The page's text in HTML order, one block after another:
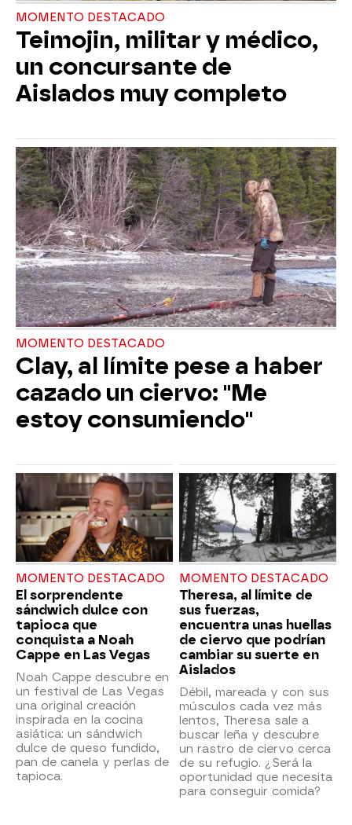
MOMENTO DESTACADO
Teimojin, militar y médico,
un concursante de
Aislados muy completo
MOMENTO DESTACADO
Clay, al límite pese a haber
cazado un ciervo: "Me
estoy consumiendo"
MOMENTO DESTACADO
El sorprendente
sándwich dulce con
tapioca que
conquista a Noah
Cappe en Las Vegas
Noah Cappe descubre en
un festival de Las Vegas
una original creación
inspirada en la cocina
asiática: un sándwich
dulce de queso fundido,
pan de canela y perlas de
tapioca.
MOMENTO DESTACADO
Theresa, al límite de
sus fuerzas,
encuentra unas huellas
de ciervo que podrían
cambiar su suerte en
Aislados
Débil, mareada y con sus
músculos cada vez más
lentos, Theresa sale a
buscar leña y descubre
un rastro de ciervo cerca
de su refugio. ¿Será la
oportunidad que necesita
para conseguir comida?